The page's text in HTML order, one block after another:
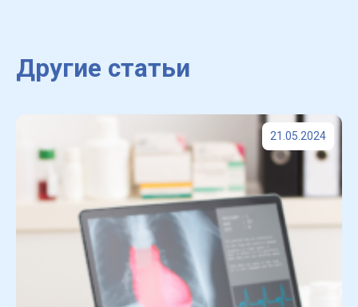
Другие статьи
21.05.2024